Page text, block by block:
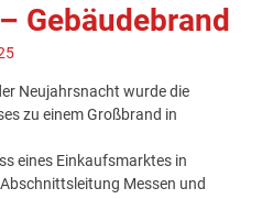
Hainstadt
Gebäudebrand
Neujahrsnacht wurde die
zu einem Großbrand in
eines Einkaufsmarktes in
Messen und